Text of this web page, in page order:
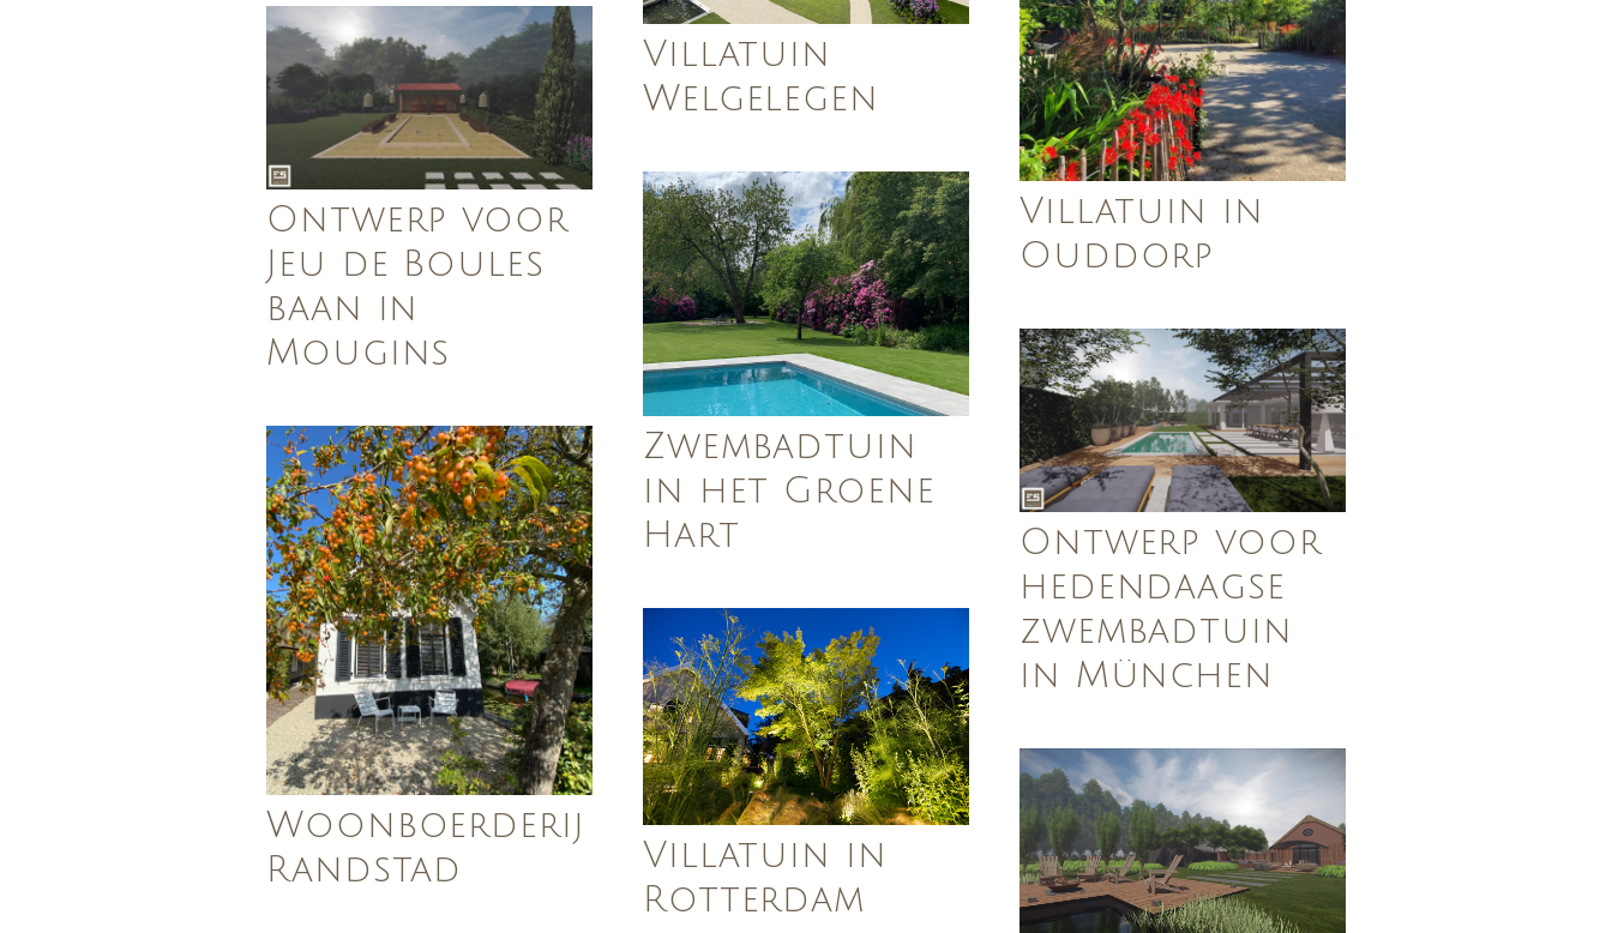
Villatuin
Welgelegen
Villatuin in
Ouddorp
Ontwerp voor
Jeu de Boules
baan in
Mougins
Zwembadtuin
in het Groene
Hart
Ontwerp voor
hedendaagse
zwembadtuin
in München
Woonboerderij
Randstad
Villatuin in
Rotterdam